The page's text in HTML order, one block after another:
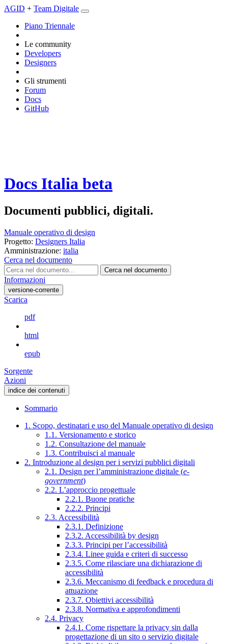
AGID + Team Digitale
Piano Triennale
Le community
Developers
Designers
Gli strumenti
Forum
Docs
GitHub
Docs Italia beta
Documenti pubblici, digitali.
Manuale operativo di design
Progetto: Designers Italia
Amministrazione: italia
Cerca nel documento
Cerca nel documento
Informazioni
versione-corrente
Scarica
pdf
html
epub
Sorgente
Azioni
indice dei contenuti
Sommario
1. Scopo, destinatari e uso del Manuale operativo di design
1.1. Versionamento e storico
1.2. Consultazione del manuale
1.3. Contribuisci al manuale
2. Introduzione al design per i servizi pubblici digitali
2.1. Design per l’amministrazione digitale (e-
government)
2.2. L’approccio progettuale
2.2.1. Buone pratiche
2.2.2. Principi
2.3. Accessibilità
2.3.1. Definizione
2.3.2. Accessibilità by design
2.3.3. Principi per l’accessibilità
2.3.4. Linee guida e criteri di successo
2.3.5. Come rilasciare una dichiarazione di
accessibilità
2.3.6. Meccanismo di feedback e procedura di
attuazione
2.3.7. Obiettivi accessibilità
2.3.8. Normativa e approfondimenti
2.4. Privacy
2.4.1. Come rispettare la privacy sin dalla
progettazione di un sito o servizio digitale